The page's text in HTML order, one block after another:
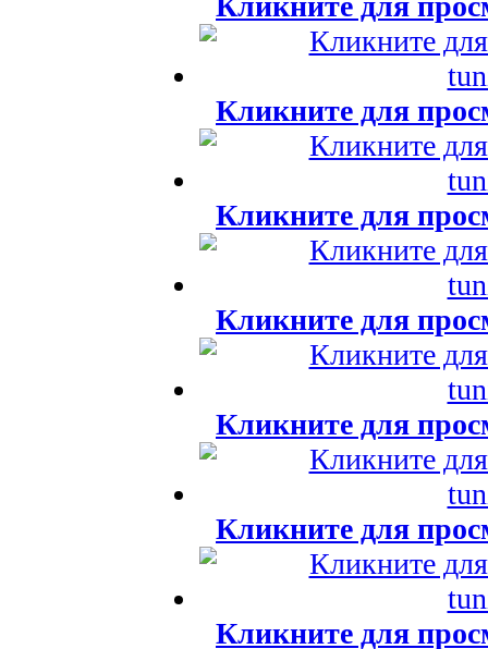
Кликните для
Кликните для
Кликните для
Кликните для
Кликните для
Кликните для